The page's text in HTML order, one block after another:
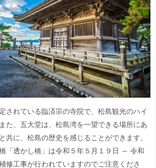
されている臨済宗の寺院で、松島観光のハイ
た、五大堂は、松島湾を一望できる場所にあ
共に、松島の歴史を感じることができます。
「透かし橋」は令和５年５月１９日 ～ 令和
修工事が行われていますのでご注意くださ